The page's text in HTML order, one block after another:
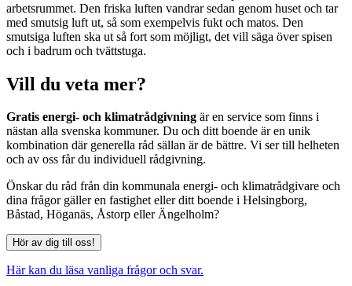
arbetsrummet. Den friska luften vandrar sedan genom huset och tar
med smutsig luft ut, så som exempelvis fukt och matos. Den
smutsiga luften ska ut så fort som möjligt, det vill säga över spisen
och i badrum och tvättstuga.
Vill du veta mer?
Gratis energi- och klimatrådgivning är en service som finns i
nästan alla svenska kommuner. Du och ditt boende är en unik
kombination där generella råd sällan är de bättre. Vi ser till helheten
och av oss får du individuell rådgivning.
Önskar du råd från din kommunala energi- och klimatrådgivare och
dina frågor gäller en fastighet eller ditt boende i Helsingborg,
Båstad, Höganäs, Åstorp eller Ängelholm?
Hör av dig till oss!
Här kan du läsa vanliga frågor och svar.